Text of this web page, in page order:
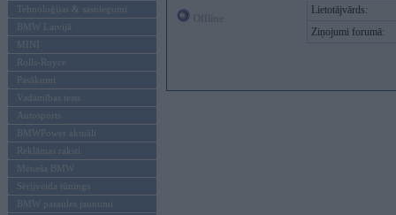
Tehnoloģijas & sasniegumi
BMW Latvijā
MINI
Rolls-Royce
Pasākumi
Vadāmības tests
Autosports
BMWPower aktuāli
Reklāmas raksti
Mēneša BMW
Sērijveida tūnings
BMW pasaules jaunumi
Lietotājvārds:
Ziņojumi forumā: